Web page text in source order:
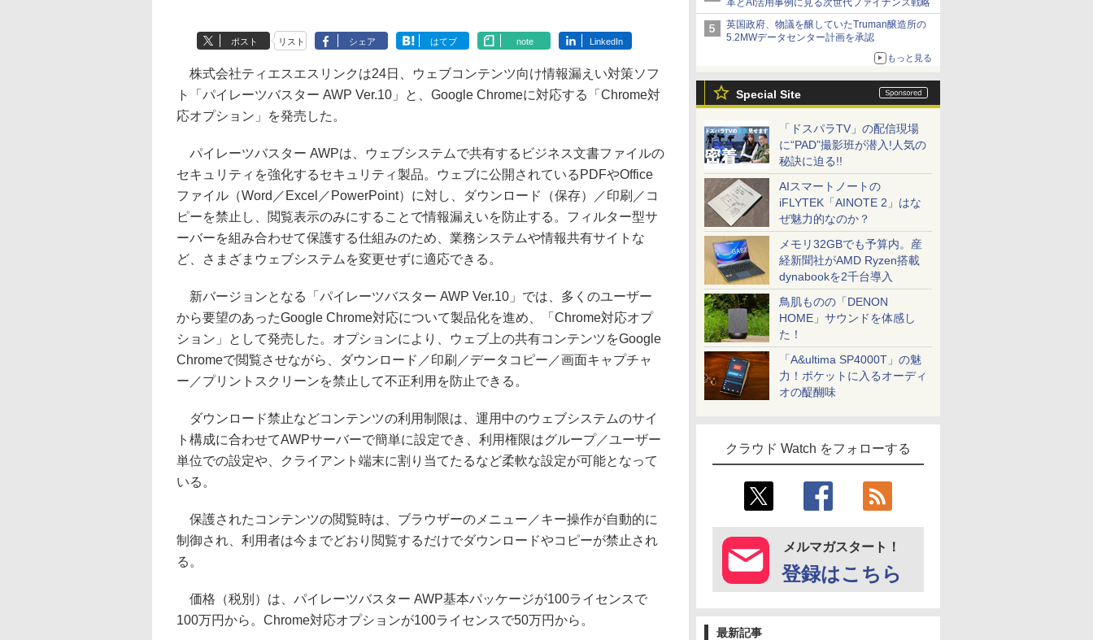
革とAI活用事例に見る次世代ファイナンス戦略
英国政府、物議を醸していたTruman醸造所の
5.2MWデータセンター計画を承認
もっと見る
Special Site
「ドスパラTV」の配信現場
に“PAD”撮影班が潜入!人気の
秘訣に迫る!!
AIスマートノートの
iFLYTEK「AINOTE 2」はな
ぜ魅力的なのか？
メモリ32GBでも予算内。産
経新聞社がAMD Ryzen搭載
dynabookを2千台導入
鳥肌ものの「DENON
HOME」サウンドを体感し
た！
「A&ultima SP4000T」の魅
力！ポケットに入るオーディ
オの醍醐味
クラウド Watch をフォローする
メルマガスタート！
登録はこちら
最新記事
ポスト リスト シェア はてブ note LinkedIn
株式会社ティエスエスリンクは24日、ウェブコンテンツ向け情報漏えい対策ソフ
ト「パイレーツバスター AWP Ver.10」と、Google Chromeに対応する「Chrome対
応オプション」を発売した。
パイレーツバスター AWPは、ウェブシステムで共有するビジネス文書ファイルの
セキュリティを強化するセキュリティ製品。ウェブに公開されているPDFやOffice
ファイル（Word／Excel／PowerPoint）に対し、ダウンロード（保存）／印刷／コ
ピーを禁止し、閲覧表示のみにすることで情報漏えいを防止する。フィルター型サ
ーバーを組み合わせて保護する仕組みのため、業務システムや情報共有サイトな
ど、さまざまウェブシステムを変更せずに適応できる。
新バージョンとなる「パイレーツバスター AWP Ver.10」では、多くのユーザー
から要望のあったGoogle Chrome対応について製品化を進め、「Chrome対応オプ
ション」として発売した。オプションにより、ウェブ上の共有コンテンツをGoogle
Chromeで閲覧させながら、ダウンロード／印刷／データコピー／画面キャプチャ
ー／プリントスクリーンを禁止して不正利用を防止できる。
ダウンロード禁止などコンテンツの利用制限は、運用中のウェブシステムのサイ
ト構成に合わせてAWPサーバーで簡単に設定でき、利用権限はグループ／ユーザー
単位での設定や、クライアント端末に割り当てたるなど柔軟な設定が可能となって
いる。
保護されたコンテンツの閲覧時は、ブラウザーのメニュー／キー操作が自動的に
制御され、利用者は今までどおり閲覧するだけでダウンロードやコピーが禁止され
る。
価格（税別）は、パイレーツバスター AWP基本パッケージが100ライセンスで
100万円から。Chrome対応オプションが100ライセンスで50万円から。